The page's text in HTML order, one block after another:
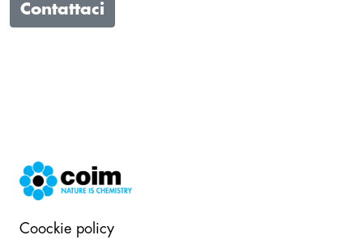
Contattaci
Coockie policy